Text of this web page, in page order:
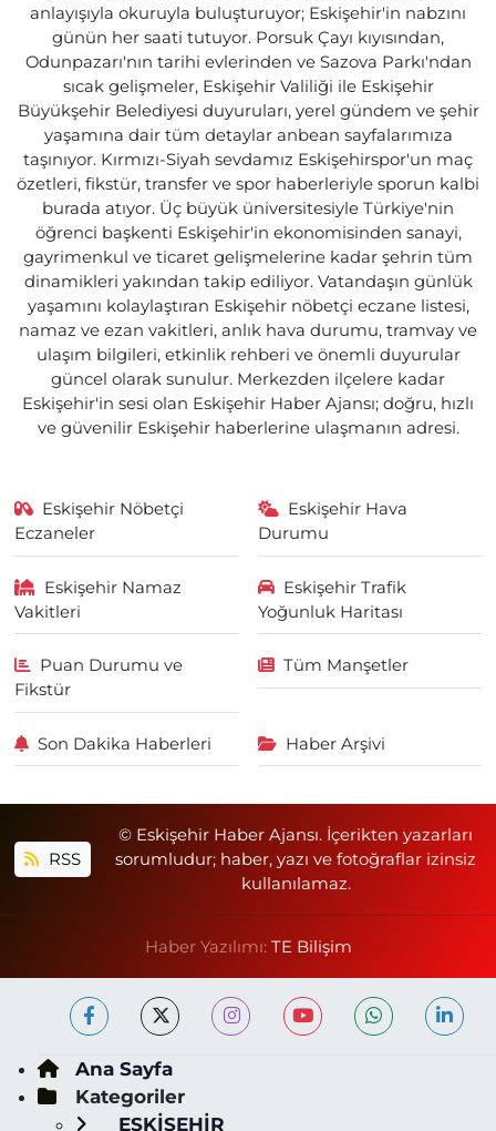
anlayışıyla okuruyla buluşturuyor; Eskişehir'in nabzını
günün her saati tutuyor. Porsuk Çayı kıyısından,
Odunpazarı'nın tarihi evlerinden ve Sazova Parkı'ndan
sıcak gelişmeler, Eskişehir Valiliği ile Eskişehir
Büyükşehir Belediyesi duyuruları, yerel gündem ve şehir
yaşamına dair tüm detaylar anbean sayfalarımıza
taşınıyor. Kırmızı-Siyah sevdamız Eskişehirspor'un maç
özetleri, fikstür, transfer ve spor haberleriyle sporun kalbi
burada atıyor. Üç büyük üniversitesiyle Türkiye'nin
öğrenci başkenti Eskişehir'in ekonomisinden sanayi,
gayrimenkul ve ticaret gelişmelerine kadar şehrin tüm
dinamikleri yakından takip ediliyor. Vatandaşın günlük
yaşamını kolaylaştıran Eskişehir nöbetçi eczane listesi,
namaz ve ezan vakitleri, anlık hava durumu, tramvay ve
ulaşım bilgileri, etkinlik rehberi ve önemli duyurular
güncel olarak sunulur. Merkezden ilçelere kadar
Eskişehir'in sesi olan Eskişehir Haber Ajansı; doğru, hızlı
ve güvenilir Eskişehir haberlerine ulaşmanın adresi.
Eskişehir Nöbetçi
Eczaneler
Eskişehir Hava
Durumu
Eskişehir Namaz
Vakitleri
Eskişehir Trafik
Yoğunluk Haritası
Puan Durumu ve
Fikstür
Tüm Manşetler
Son Dakika Haberleri Haber Arşivi
RSS
© Eskişehir Haber Ajansı. İçerikten yazarları
sorumludur; haber, yazı ve fotoğraflar izinsiz
kullanılamaz.
Haber Yazılımı: TE Bilişim
Ana Sayfa
Kategoriler
ESKİŞEHİR